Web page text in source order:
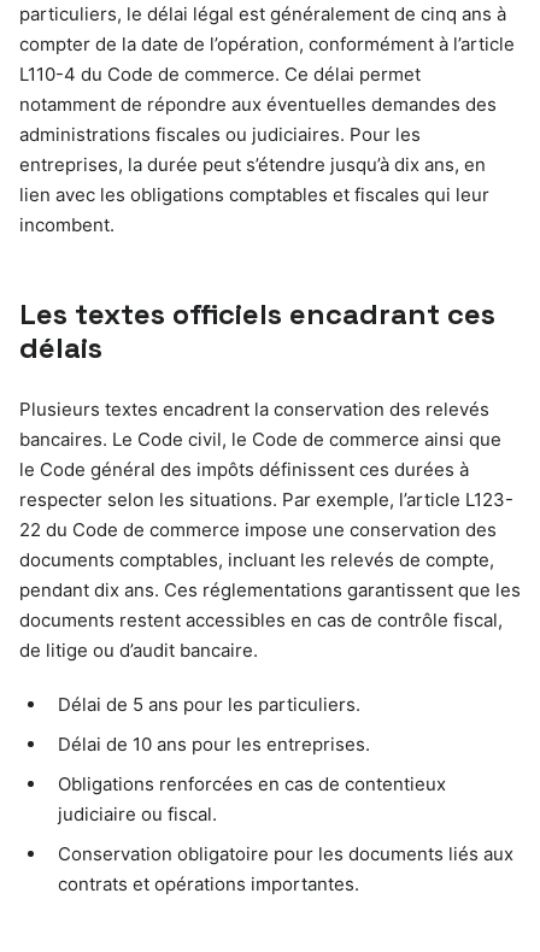
particuliers, le délai légal est généralement de cinq ans à
compter de la date de l’opération, conformément à l’article
L110-4 du Code de commerce. Ce délai permet
notamment de répondre aux éventuelles demandes des
administrations fiscales ou judiciaires. Pour les
entreprises, la durée peut s’étendre jusqu’à dix ans, en
lien avec les obligations comptables et fiscales qui leur
incombent.
Les textes officiels encadrant ces
délais
Plusieurs textes encadrent la conservation des relevés
bancaires. Le Code civil, le Code de commerce ainsi que
le Code général des impôts définissent ces durées à
respecter selon les situations. Par exemple, l’article L123-
22 du Code de commerce impose une conservation des
documents comptables, incluant les relevés de compte,
pendant dix ans. Ces réglementations garantissent que les
documents restent accessibles en cas de contrôle fiscal,
de litige ou d’audit bancaire.
Délai de 5 ans pour les particuliers.
Délai de 10 ans pour les entreprises.
Obligations renforcées en cas de contentieux
judiciaire ou fiscal.
Conservation obligatoire pour les documents liés aux
contrats et opérations importantes.